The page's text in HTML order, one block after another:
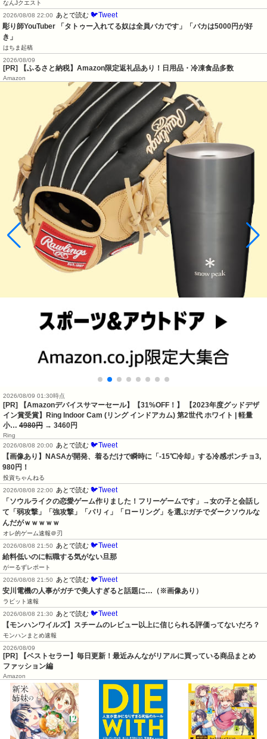
なんJクエスト
2026/08/08 22:00 あとで読む 🐦Tweet
彫り師YouTuber 「タトゥー入れてる奴は全員バカです」「バカは5000円が好
き」
はちま起稿
2026/08/09
[PR] 【ふるさと納税】Amazon限定返礼品あり！日用品・冷凍食品多数
Amazon
2026/08/09 01:30時点
[PR] 【Amazonデバイスサマーセール】【31%OFF！】 【2023年度グッドデザ
イン賞受賞】Ring Indoor Cam (リング インドアカム) 第2世代 ホワイト | 軽量
小… 4980円 → 3460円
Ring
2026/08/08 20:00 あとで読む 🐦Tweet
【画像あり】NASAが開発、着るだけで瞬時に「-15℃冷却」する冷感ポンチョ3,
980円！
投資ちゃんねる
2026/08/08 22:00 あとで読む 🐦Tweet
「ソウルライクの恋愛ゲーム作りました！フリーゲームです」→女の子と会話し
て「弱攻撃」「強攻撃」「パリィ」「ローリング」を選ぶガチでダークソウルな
んだがｗｗｗｗｗ
オレ的ゲーム速報＠刃
2026/08/08 21:50 あとで読む 🐦Tweet
給料低いのに転職する気がない旦那
がーるずレポート
2026/08/08 21:50 あとで読む 🐦Tweet
安川電機の人事がガチで美人すぎると話題に…（※画像あり）
ラビット速報
2026/08/08 21:30 あとで読む 🐦Tweet
【モンハンワイルズ】スチームのレビュー以上に信じられる評価ってないだろ？
モンハンまとめ速報
2026/08/09
[PR] 【ベストセラー】毎日更新！最近みんながリアルに買っている商品まとめ
ファッション編
Amazon